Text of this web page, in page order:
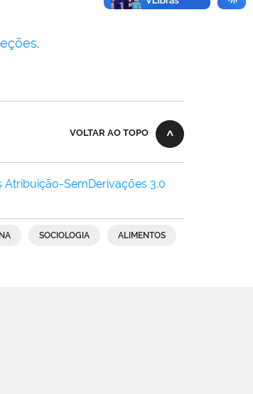
.
VOLTAR AO TOPO
Atribuição-SemDerivações 3.0
SOCIOLOGIA ALIMENTOS